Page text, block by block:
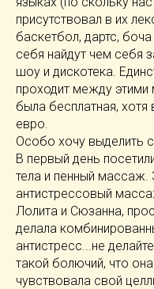
присутствовал в их
баскетбол, дартс,
себя найдут чем себя
шоу и дискотека.
проходит между этими
была бесплатная,
евро.
Особо хочу выделить
В первый день
тела и пенный массаж.
антистрессовый
Лолита и Сюзанна,
делала
антистресс...не
такой болючий, что
чувствовала свой